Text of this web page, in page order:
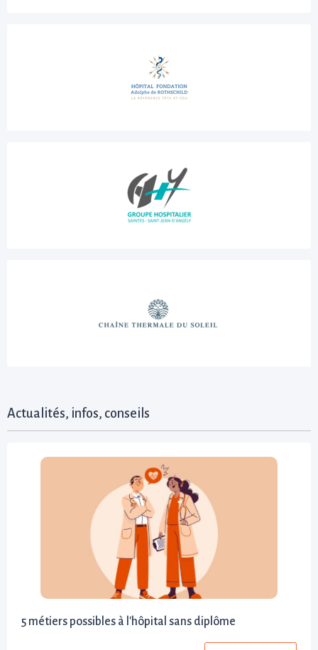
Actualités, infos, conseils
5 métiers possibles à l'hôpital sans diplôme